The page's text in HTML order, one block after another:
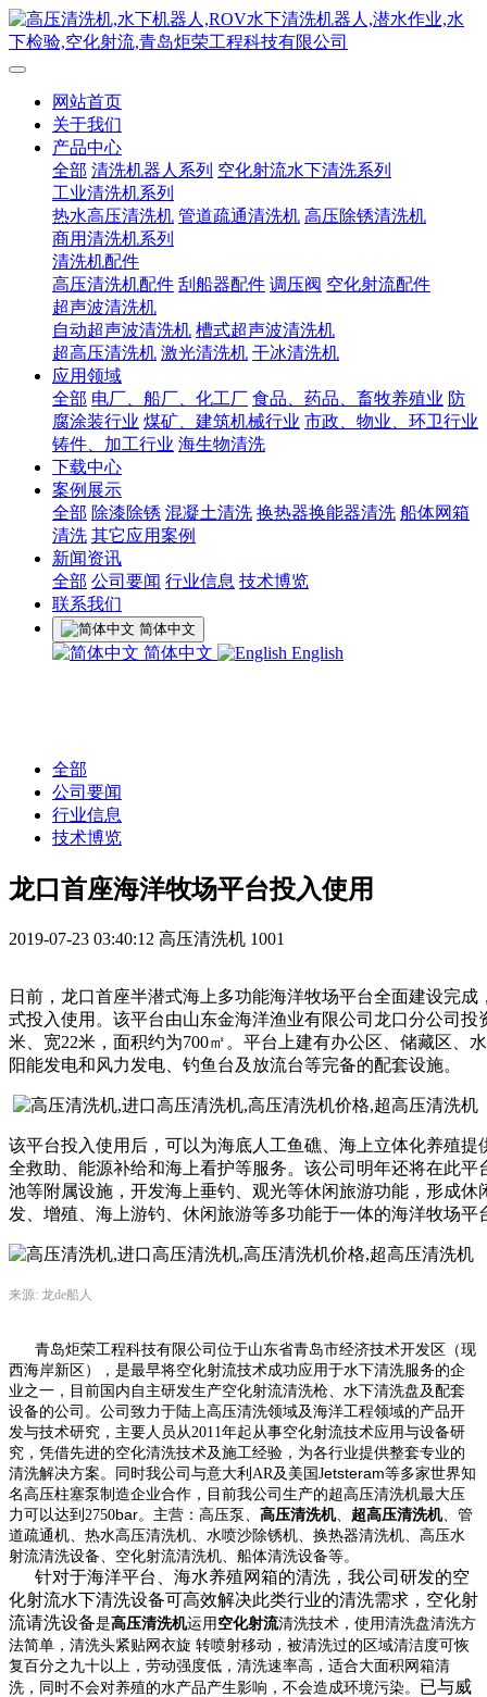
网站首页
关于我们
产品中心
全部 清洗机器人系列 空化射流水下清洗系列
工业清洗机系列
热水高压清洗机 管道疏通清洗机 高压除锈清洗机
商用清洗机系列
清洗机配件
高压清洗机配件 刮船器配件 调压阀 空化射流配件
超声波清洗机
自动超声波清洗机 槽式超声波清洗机
超高压清洗机 激光清洗机 干冰清洗机
应用领域
全部 电厂、船厂、化工厂 食品、药品、畜牧养殖业 防
腐涂装行业 煤矿、建筑机械行业 市政、物业、环卫行业
铸件、加工行业 海生物清洗
下载中心
案例展示
全部 除漆除锈 混凝土清洗 换热器换能器清洗 船体网箱
清洗 其它应用案例
新闻资讯
全部 公司要闻 行业信息 技术博览
联系我们
简体中文
简体中文 English
全部
公司要闻
行业信息
技术博览
龙口首座海洋牧场平台投入使用
2019-07-23 03:40:12 高压清洗机 1001
日前，龙口首座半潜式海上多功能海洋牧场平台全面建设完
式投入使用。该平台由山东金海洋渔业有限公司龙口分公司投
米、宽22米，面积约为700㎡。平台上建有办公区、储藏区、
阳能发电和风力发电、钓鱼台及放流台等完备的配套设施。
该平台投入使用后，可以为海底人工鱼礁、海上立体化养殖
全救助、能源补给和海上看护等服务。该公司明年还将在此
池等附属设施，开发海上垂钓、观光等休闲旅游功能，形成
发、增殖、海上游钓、休闲旅游等多功能于一体的海洋牧场平
来源: 龙de船人
青岛炬荣工程科技有限公司位于山东省青岛市经济技术开发区（现
西海岸新区），是最早将空化射流技术成功应用于水下清洗服务的企
业之一，目前国内自主研发生产空化射流清洗枪、水下清洗盘及配套
设备的公司。公司致力于陆上高压清洗领域及海洋工程领域的产品开
发与技术研究，主要人员从 2011 年起从事空化射流技术应用与设备研
究，凭借先进的空化清洗技术及施工经验，为各行业提供整套专业的
清洗解决方案。同时我公司与意大利AR及 美国Jetsteram等多家世界知
名高压柱塞泵制造企业合作，目前我公司生产的超高压清洗机最大压
力可以达到2750bar。主营：高压泵、 高压清洗机、 超高压清洗机、管
道疏通机、热水高压清洗机、水喷沙除锈机、换热器清洗机、高压水
射流清洗设备、空化射流清洗机、船体清洗设备等。
针对于海洋平台、海水养殖网箱的清洗，我公司研发的空
化射流水下清洗设备可高效解决此类行业的清洗需求，空化射
流请洗设备是高压清洗机运用 空化射流清洗技术，使用清洗盘清洗方
法简单，清洗头紧贴网衣旋 转喷射移动，被清洗过的区域清洁度可恢
复百分之九十以上，劳动强度低，清洗速率高，适合大面积网箱清
洗，同时不会对养殖的水产品产生影响，不会造成环境污染。 已与威